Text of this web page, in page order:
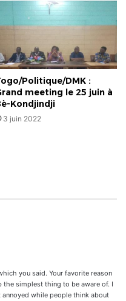
Politique/DMK :
meeting le 25 juin à
Kondjindji
3 juin 2022
you said. Your favorite reason
the simplest thing to be aware of. I
while people think about